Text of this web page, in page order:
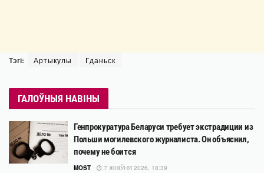
Тэгі: Артыкулы Гданьск
ГАЛОЎНЫЯ НАВІНЫ
Генпрокуратура Беларуси требует экстрадиции из
Польши могилевского журналиста. Он объяснил,
почему не боится
MOST 7 ЖНІЎНЯ 2026, 18:39